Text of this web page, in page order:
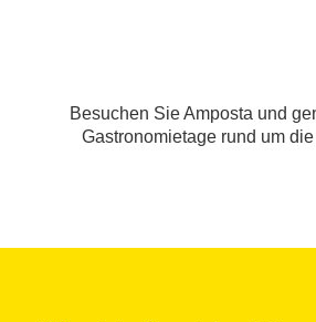
Besuchen Sie Amposta und
Gastronomietage rund um